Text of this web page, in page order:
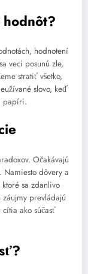
hodnotení
veci posunú zle,
stratiť všetko,
slovo, keď
papíri.
Očakávajú
Namiesto dôvery a
sa zdanlivo
záujmy prevládajú
cítia ako súčasť